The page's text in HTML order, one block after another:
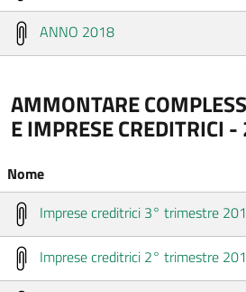
ANNO 2018
AMMONTARE
E IMPRESE CREDITRICI
Nome
Imprese creditrici 3° trimestre
Imprese creditrici 2° trimestre